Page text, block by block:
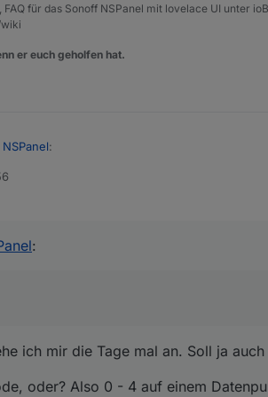
für das Sonoff NSPanel mit lovelace UI unter
er euch geholfen hat.
:
NSPanel
für Beleuchtung angelegt, und die
das alles grundsätzlich funktioniert.
:
ich mir die Tage mal an. Soll ja
oder? Also 0 - 4 auf einem